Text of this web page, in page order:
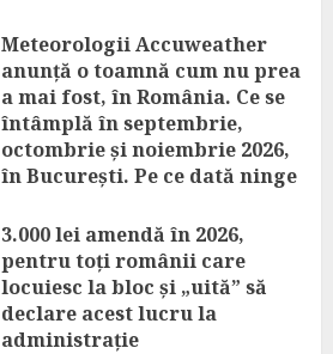
Meteorologii Accuweather
anunță o toamnă cum nu prea
a mai fost, în România. Ce se
întâmplă în septembrie,
octombrie și noiembrie 2026,
în București. Pe ce dată ninge
3.000 lei amendă în 2026,
pentru toți românii care
locuiesc la bloc și „uită” să
declare acest lucru la
administrație